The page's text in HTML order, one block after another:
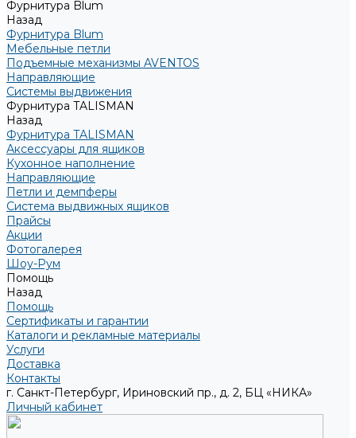
Фурнитура Blum
Назад
Фурнитура Blum
Мебельные петли
Подъемные механизмы AVENTOS
Направляющие
Системы выдвижения
Фурнитура TALISMAN
Назад
Фурнитура TALISMAN
Аксессуары для ящиков
Кухонное наполнение
Направляющие
Петли и демпферы
Система выдвижных ящиков
Прайсы
Акции
Фотогалерея
Шоу-Рум
Помощь
Назад
Помощь
Сертификаты и гарантии
Каталоги и рекламные материалы
Услуги
Доставка
Контакты
г. Санкт-Петербург, Ириновский пр., д. 2, БЦ «НИКА»
Личный кабинет